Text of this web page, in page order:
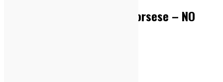
THE IRISHMAN di Martin Scorsese – NO